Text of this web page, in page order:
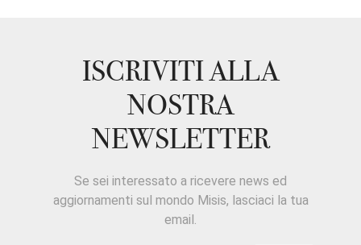
ISCRIVITI ALLA
NOSTRA
NEWSLETTER
Se sei interessato a ricevere news ed
aggiornamenti sul mondo Misis, lasciaci la tua
email.